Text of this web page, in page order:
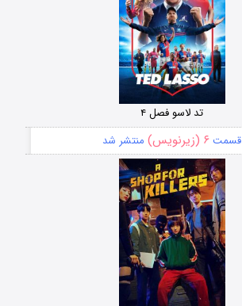
تد لاسو فصل ۴
قسمت ۶ (زیرنویس) منتشر شد